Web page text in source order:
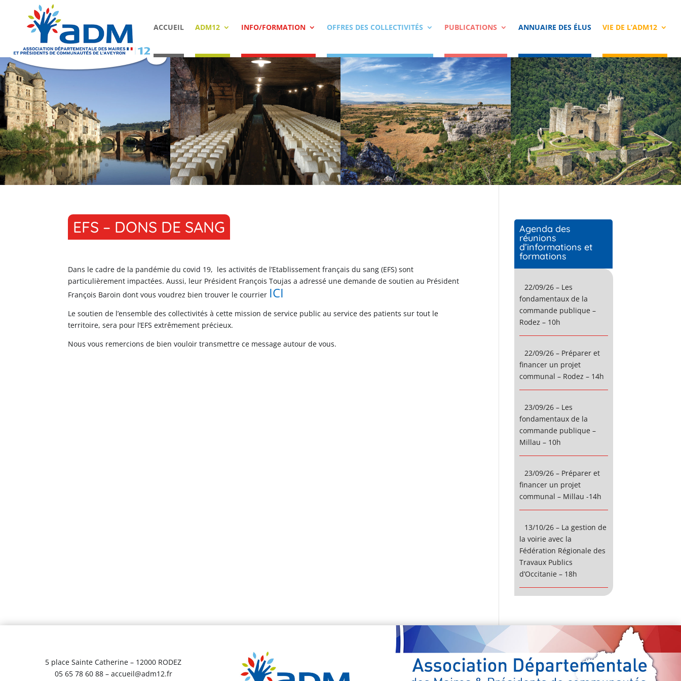
ACCUEIL ADM12 INFO/FORMATION OFFRES DES COLLECTIVITÉS PUBLICATIONS ANNUAIRE DES ÉLUS VIE DE L’ADM12
EFS – DONS DE SANG
Dans le cadre de la pandémie du covid 19, les activités de l’Etablissement français du sang (EFS) sont
particulièrement impactées. Aussi, leur Président François Toujas a adressé une demande de soutien au Président
François Baroin dont vous voudrez bien trouver le courrier ICI
Le soutien de l’ensemble des collectivités à cette mission de service public au service des patients sur tout le
territoire, sera pour l’EFS extrêmement précieux.
Nous vous remercions de bien vouloir transmettre ce message autour de vous.
Agenda des
réunions
d’informations et
formations
22/09/26 – Les
fondamentaux de la
commande publique –
Rodez – 10h
22/09/26 – Préparer et
financer un projet
communal – Rodez – 14h
23/09/26 – Les
fondamentaux de la
commande publique –
Millau – 10h
23/09/26 – Préparer et
financer un projet
communal – Millau -14h
13/10/26 – La gestion de
la voirie avec la
Fédération Régionale des
Travaux Publics
d’Occitanie – 18h
5 place Sainte Catherine – 12000 RODEZ
05 65 78 60 88 – accueil@adm12.fr